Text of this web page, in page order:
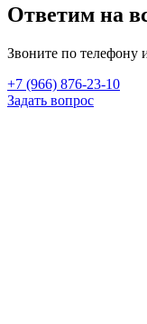
Ответим на
Звоните по телефону
+7 (966) 876-23-10
Задать вопрос